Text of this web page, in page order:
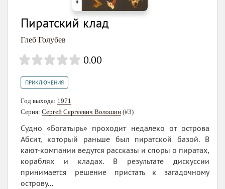
Пиратский клад
Глеб Голубев
0.00
ПРИКЛЮЧЕНИЯ
Год выхода: 1971
Серия: Сергей Сергеевич Волошин (#3)
Судно «Богатырь» проходит недалеко от острова
Абсит, который раньше был пиратской базой. В
кают-компании ведутся рассказы и споры о пиратах,
кораблях и кладах. В результате дискуссии
принимается решение пристать к загадочному
острову...